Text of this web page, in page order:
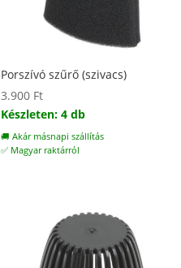
Porszívó szűrő (szivacs)
3.900 Ft
Készleten: 4 db
🚚 Akár másnapi szállítás
✅ Magyar raktárról